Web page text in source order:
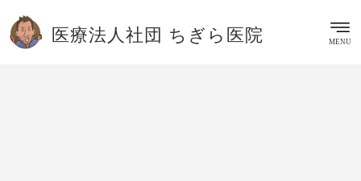
医療法人社団 ちぎら医院 MENU